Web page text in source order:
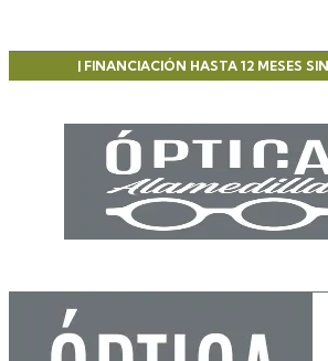
| FINANCIACIÓN HASTA 12 MESES